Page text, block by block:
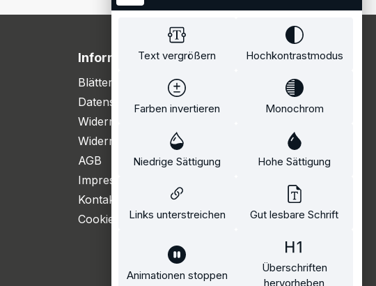
Information
Blätterkatalog
Datenschutzerklärung
Widerrufsbelehrung
Widerrufsformular
AGB
Impressum
Kontakt
Cookie Einstellungen
Text vergrößern Hochkontrastmodus
Farben invertieren Monochrom
Niedrige Sättigung Hohe Sättigung
Links unterstreichen Gut lesbare Schrift
Animationen stoppen
Überschriften
hervorheben